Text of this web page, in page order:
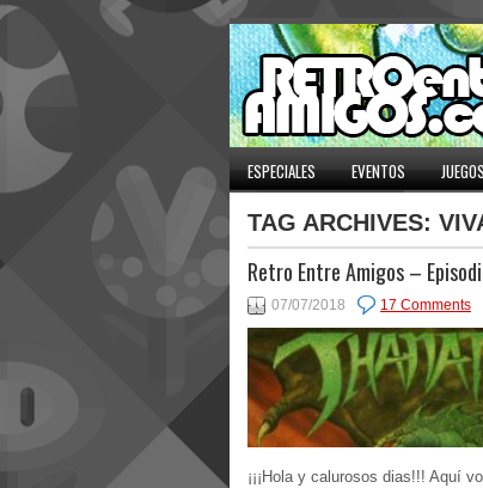
ESPECIALES EVENTOS
TAG ARCHIVES:
Retro Entre Amigos –
07/07/2018 17 Comments
¡¡¡Hola y calurosos dias!!! Aquí